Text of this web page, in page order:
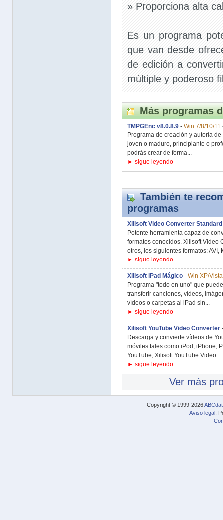
» Proporciona alta
Es un programa
que van desde
de edición a
múltiple y poderoso
Más programas
TMPGEnc v8.0.8.9 - Win 7/8/10/11
Programa de creación y autoría
joven o maduro, principiante o
podrás crear de forma...
► sigue leyendo
También te
programas
Xilisoft Video Converter Standard
Potente herramienta capaz de
formatos conocidos. Xilisoft Video
otros, los siguientes formatos: AVI,
► sigue leyendo
Xilisoft iPad Mágico - Win XP/
Programa "todo en uno" que
transferir canciones, vídeos,
vídeos o carpetas al iPad sin...
► sigue leyendo
Xilisoft YouTube Video Converter
Descarga y convierte vídeos de
móviles tales como iPod, iPhone,
YouTube, Xilisoft YouTube Video...
► sigue leyendo
Ver más
Copyright © 1999-2026
Aviso legal .